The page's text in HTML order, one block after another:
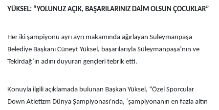
YÜKSEL: “YOLUNUZ AÇIK, BAŞARILARINIZ DAİM OLSUN ÇOCUKLAR”
Her iki şampiyonu ayrı ayrı makamında ağırlayan Süleymanpaşa
Belediye Başkanı Cüneyt Yüksel, başarılarıyla Süleymanpaşa’nın ve
Tekirdağ’ın adını duyuran gençleri tebrik etti.
Konuyla ilgili açıklamada bulunan Başkan Yüksel, “Özel Sporcular
Down Atletizm Dünya Şampiyonası'nda, ‘şampiyonanın en fazla altın